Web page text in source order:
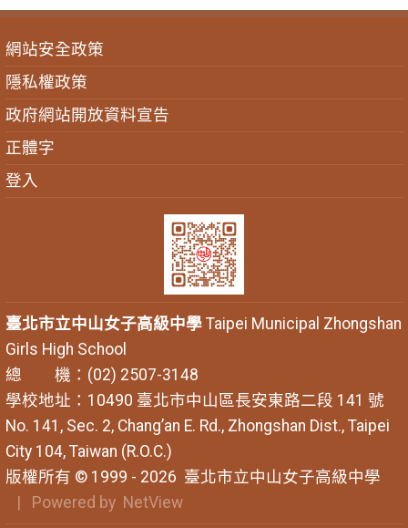
網站安全政策
隱私權政策
政府網站開放資料宣告
正體字
登入
臺北市立中山女子高級中學Taipei Municipal Zhongshan
Girls High School
總 機：(02) 2507-3148
學校地址：10490 臺北市中山區長安東路二段 141 號
No. 141, Sec. 2, Chang’an E. Rd., Zhongshan Dist., Taipei
City 104, Taiwan (R.O.C.)
版權所有 © 1999 - 2026 臺北市立中山女子高級中學
| Powered by NetView